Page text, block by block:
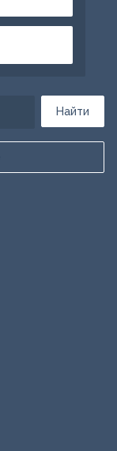
Найти